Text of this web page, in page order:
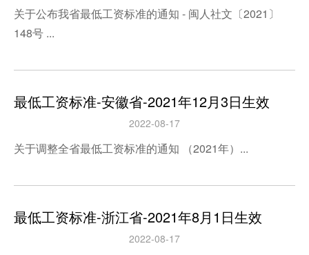
关于公布我省最低工资标准的通知 - 闽人社文〔2021〕
148号 ...
最低工资标准-安徽省-2021年12月3日生效
2022-08-17
关于调整全省最低工资标准的通知 （2021年）...
最低工资标准-浙江省-2021年8月1日生效
2022-08-17